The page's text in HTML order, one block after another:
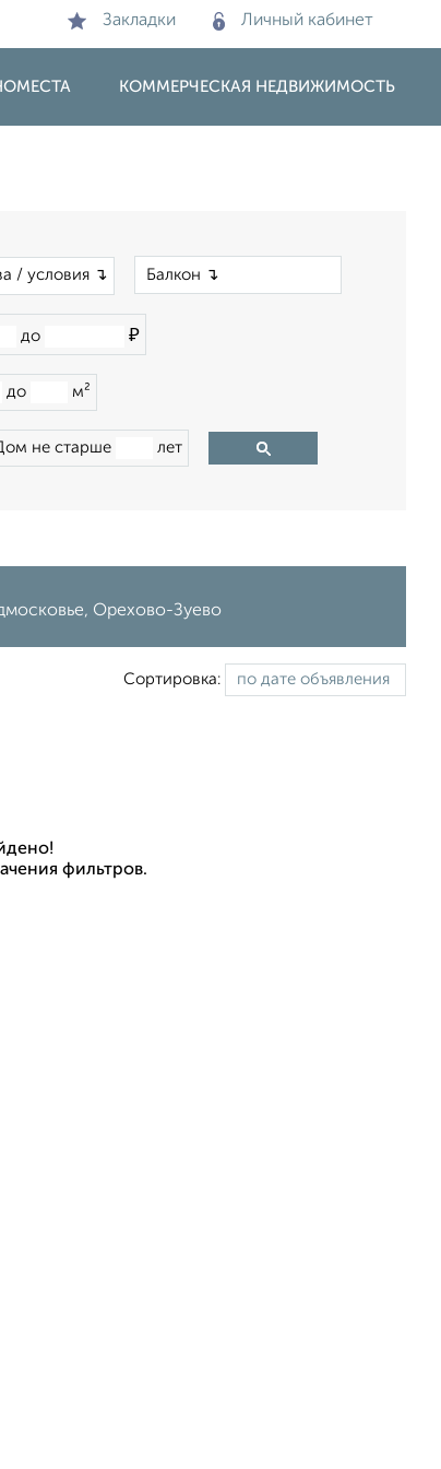
Закладки Личный кабинет
КОММЕРЧЕСКАЯ НЕДВИЖИМОСТЬ
/ условия ↴
до ₽
до м²
не старше лет
Орехово-Зуево
Сортировка:
фильтров.